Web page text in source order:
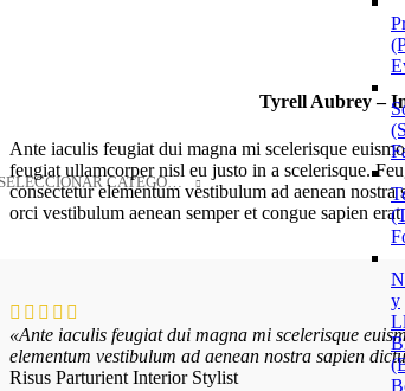
SELECCIONAR CATEGORÍA
y
Tyrell Aubrey –
Ante iaculis feugiat dui magna mi scelerisque
feugiat ullamcorper nisl eu justo in a scelerisque.
consectetur elementum vestibulum ad aenean
orci vestibulum aenean semper et congue sapien
«Ante iaculis feugiat dui magna mi scelerisque
elementum vestibulum ad aenean nostra sapien
Risus Parturient Interior Stylist